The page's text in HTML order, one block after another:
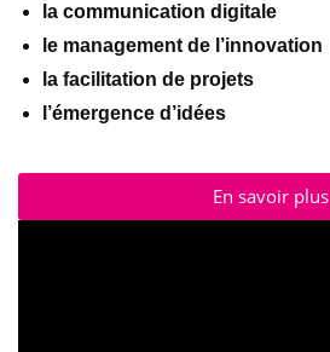
la communication digitale
le management de l’innovation
la facilitation de projets
l’émergence d’idées
En savoir plus